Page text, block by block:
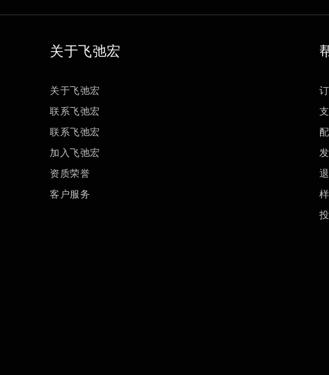
关于飞弛宏
关于飞弛宏
联系飞弛宏
联系飞弛宏
加入飞弛宏
资质荣誉
客户服务